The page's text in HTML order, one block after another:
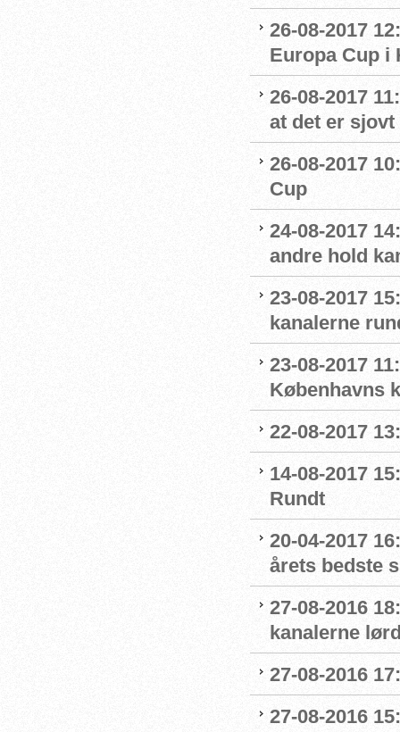
26-08-2017
Europa Cup i
26-08-2017
at det er
26-08-2017
Cup
24-08-2017
andre hold
23-08-2017
kanalerne
23-08-2017
Københavns
22-08-2017
14-08-2017
Rundt
20-04-2017
årets bedste
27-08-2016
kanalerne
27-08-2016
27-08-2016